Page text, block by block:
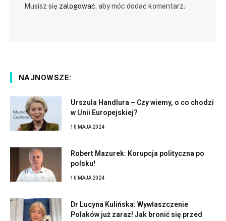
Musisz się zalogować , aby móc dodać komentarz.
NAJNOWSZE:
Urszula Handlura – Czy wiemy, o co chodzi
w Unii Europejskiej?
10 MAJA 2024
Robert Mazurek: Korupcja polityczna po
polsku!
10 MAJA 2024
Dr Lucyna Kulińska: Wywłaszczenie
Polaków już zaraz! Jak bronić się przed